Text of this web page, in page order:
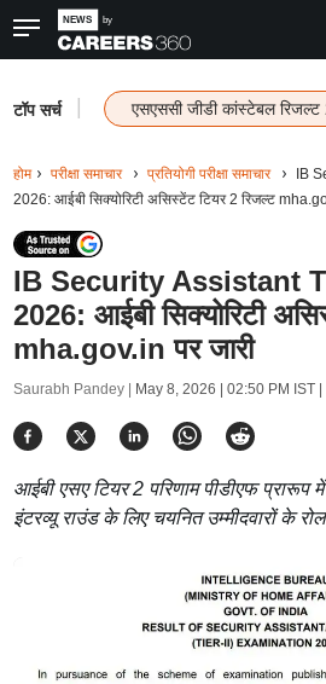
टॉप सर्च एसएससी जीडी कांस्टेबल
होम परीक्षा समाचार प्रतियोगी परीक्षा समाचार
IB
2026: आईबी सिक्योरिटी असिस्टेंट टियर 2 रिजल्ट
IB Security Assistant
2026: आईबी सिक्योरिटी
mha.gov.in पर जारी
Saurabh Pandey | May 8, 2026 | 02:50 PM IST|
आईबी एसए टियर 2 परिणाम पीडीएफ प्रारूप
इंटरव्यू राउंड के लिए चयनित उम्मीदवारों के